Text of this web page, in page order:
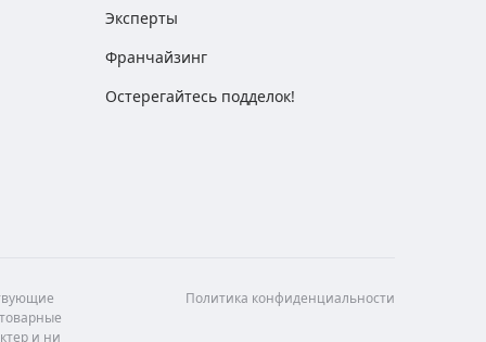
Эксперты
Франчайзинг
Остерегайтесь подделок!
и ни
Политика конфиденциальности